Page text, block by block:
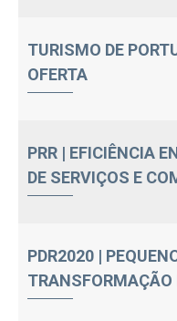
TURISMO DE
OFERTA
PRR | EFICIÊNCIA
DE SERVIÇOS E
PDR2020 |